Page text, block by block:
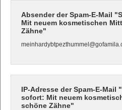
Absender der Spam-E-Mail
Mit neuem kosmetischen
Zähne"
IP-Adresse der Spam-E-Mail
sofort: Mit neuem
schöne Zähne"